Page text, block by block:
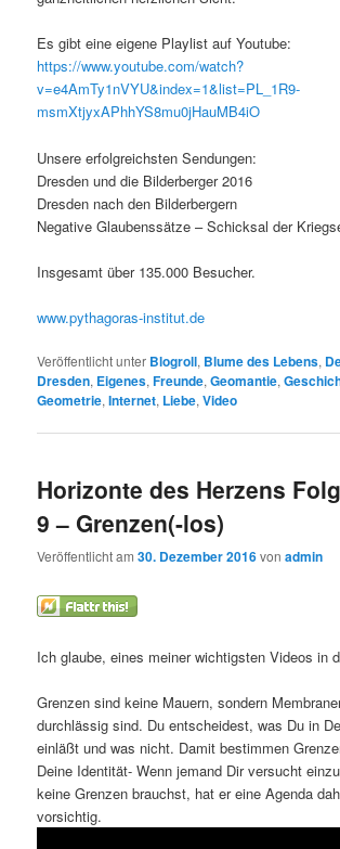
Es gibt eine eigene Playlist auf Youtube:
https://www.youtube.com/watch?
v=e4AmTy1nVYU&index=1&list=PL_1R9-
msmXtjyxAPhhYS8mu0jHauMB4iO
Unsere erfolgreichsten Sendungen:
Dresden und die Bilderberger 2016
Dresden nach den Bilderbergern
Negative Glaubenssätze – Schicksal der
Insgesamt über 135.000 Besucher.
www.pythagoras-institut.de
Veröffentlicht unter Blogroll, Blume des Lebens,
Dresden, Eigenes,Freunde,Geomantie,
Geometrie,Internet, Liebe,Video
Horizonte des Herzens
9 – Grenzen(-los)
Veröffentlicht am30. Dezember 2016vonadmin
Ich glaube, eines meiner wichtigsten Videos in
Grenzen sind keine Mauern, sondern
durchlässig sind. Du entscheidest, was Du in
einläßt und was nicht. Damit bestimmen
Deine Identität- Wenn jemand Dir versucht
keine Grenzen brauchst, hat er eine Agenda
vorsichtig.